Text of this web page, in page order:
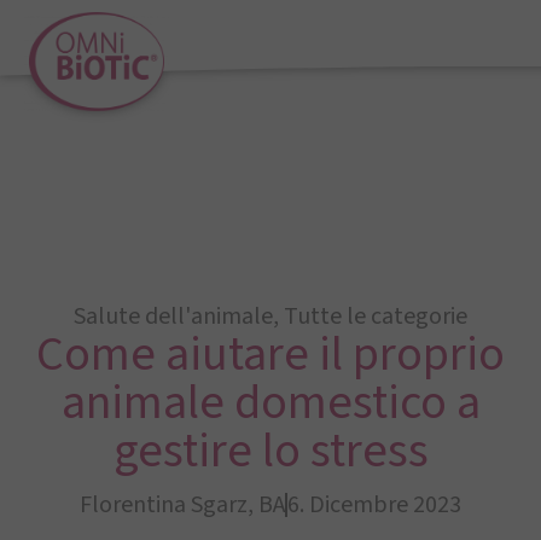
Salute dell'animale, Tutte le categorie
Come aiutare il proprio
animale domestico a
gestire lo stress
Florentina Sgarz, BA6. Dicembre 2023